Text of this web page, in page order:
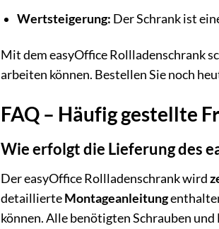
Wertsteigerung: Der Schrank ist
Mit dem easyOffice Rollladenschrank
arbeiten können. Bestellen Sie noch
FAQ – Häufig gestellte
Wie erfolgt die Lieferung des
Der easyOffice Rollladenschrank wird
detaillierteMontageanleitung
können. Alle benötigten Schrauben